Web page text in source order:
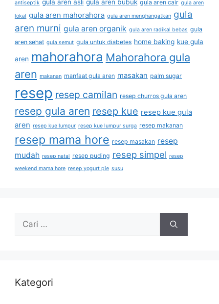
antiseptik gula aren asli gula aren bubuk gula aren cair gula aren
lokal gula aren mahorahora gula aren menghangatkan gula
aren murni gula aren organik gula aren radikal bebas gula
aren sehat gula semut gula untuk diabetes home baking kue gula
aren mahorahora Mahorahora gula
aren makanan manfaat gula aren masakan palm sugar
resep resep camilan resep churros gula aren
resep gula aren resep kue resep kue gula
aren resep kue lumpur resep kue lumpur surga resep makanan
resep mama hore resep masakan resep
mudah resep natal resep puding resep simpel resep
weekend mama hore resep yogurt pie susu
Kategori